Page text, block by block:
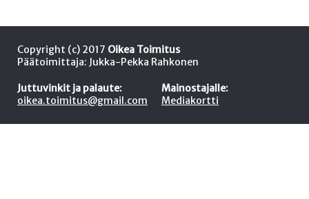
Copyright (c) 2017 Oikea Toimitus
Päätoimittaja: Jukka-Pekka Rahkonen
Juttuvinkit ja palaute:
oikea.toimitus@gmail.com
Mainostajalle:
Mediakortti